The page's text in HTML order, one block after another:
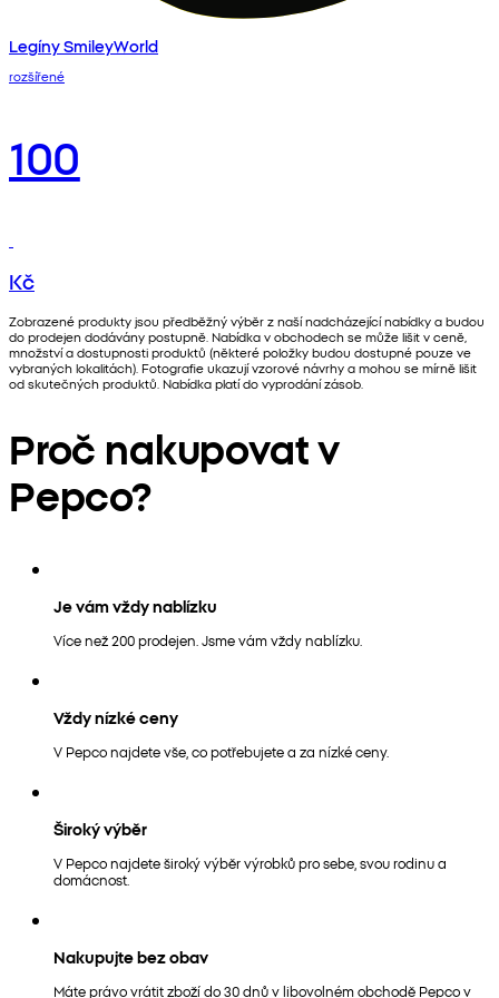
Legíny SmileyWorld
rozšířené
100
Kč
Zobrazené produkty jsou předběžný výběr z naší nadcházející nabídky a budou
do prodejen dodávány postupně. Nabídka v obchodech se může lišit v ceně,
množství a dostupnosti produktů (některé položky budou dostupné pouze ve
vybraných lokalitách). Fotografie ukazují vzorové návrhy a mohou se mírně lišit
od skutečných produktů. Nabídka platí do vyprodání zásob.
Proč nakupovat v
Pepco?
Je vám vždy nablízku
Více než 200 prodejen. Jsme vám vždy nablízku.
Vždy nízké ceny
V Pepco najdete vše, co potřebujete a za nízké ceny.
Široký výběr
V Pepco najdete široký výběr výrobků pro sebe, svou rodinu a
domácnost.
Nakupujte bez obav
Máte právo vrátit zboží do 30 dnů v libovolném obchodě Pepco v